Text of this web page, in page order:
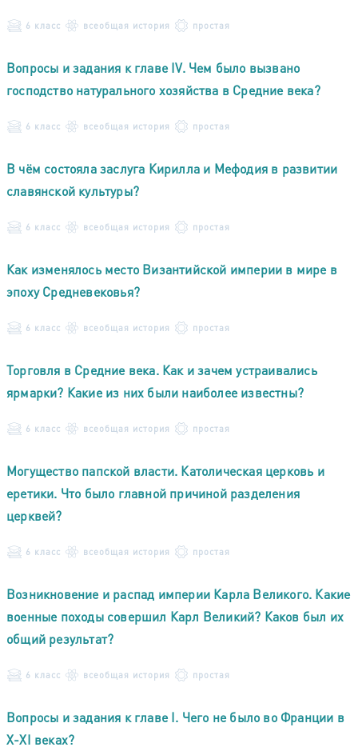
6 класс всеобщая история простая
Вопросы и задания к главе IV. Чем было вызвано
господство натурального хозяйства в Средние века?
6 класс всеобщая история простая
В чём состояла заслуга Кирилла и Мефодия в развитии
славянской культуры?
6 класс всеобщая история простая
Как изменялось место Византийской империи в мире в
эпоху Средневековья?
6 класс всеобщая история простая
Торговля в Средние века. Как и зачем устраивались
ярмарки? Какие из них были наиболее известны?
6 класс всеобщая история простая
Могущество папской власти. Католическая церковь и
еретики. Что было главной причиной разделения
церквей?
6 класс всеобщая история простая
Возникновение и распад империи Карла Великого. Какие
военные походы совершил Карл Великий? Каков был их
общий результат?
6 класс всеобщая история простая
Вопросы и задания к главе I. Чего не было во Франции в
X-XI веках?